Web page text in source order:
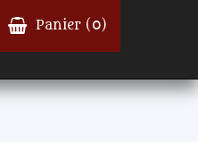
Panier ( 0)